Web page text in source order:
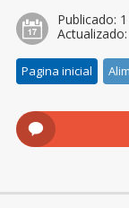
Publicado:
Actualizado:
Pagina inicial